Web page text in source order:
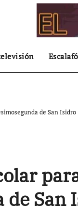
de San Isidro
de San